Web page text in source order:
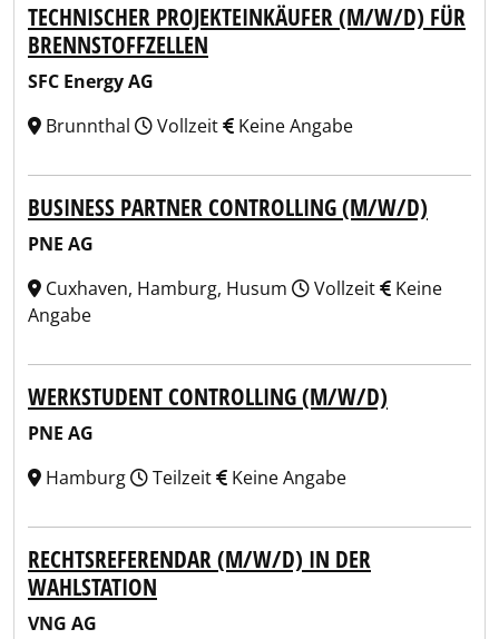
TECHNISCHER PROJEKTEINKÄUFER (M/W/D) FÜR
BRENNSTOFFZELLEN
SFC Energy AG
Brunnthal
Vollzeit Keine Angabe
BUSINESS PARTNER CONTROLLING (M/W/D)
PNE AG
Cuxhaven, Hamburg, Husum
Vollzeit
Keine
Angabe
WERKSTUDENT CONTROLLING (M/W/D)
PNE AG
Hamburg
Teilzeit Keine Angabe
RECHTSREFERENDAR (M/W/D) IN DER
WAHLSTATION
VNG AG